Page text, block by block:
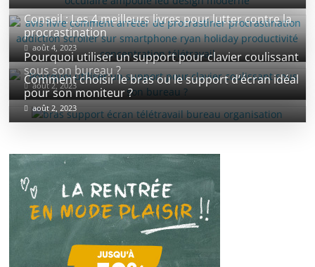
Conseil : Les 4 meilleurs livres pour lutter contre la
procrastination
août 4, 2023
Pourquoi utiliser un support pour clavier coulissant
sous son bureau ?
août 2, 2023
Comment choisir le bras ou le support d’écran idéal
pour son moniteur ?
août 2, 2023